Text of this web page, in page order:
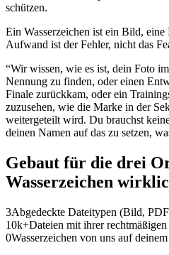
schützen.
Ein Wasserzeichen ist ein Bild,
Aufwand ist der Fehler, nicht das
“Wir wissen, wie es ist, dein Foto
Nennung zu finden, oder einen
Finale zurückkam, oder ein
zuzusehen, wie die Marke in der
weitergeteilt wird. Du brauchst
deinen Namen auf das zu setzen,
Gebaut für die drei
Wasserzeichen
3Abgedeckte Dateitypen (Bild,
10k+Dateien mit ihrer
0Wasserzeichen von uns auf